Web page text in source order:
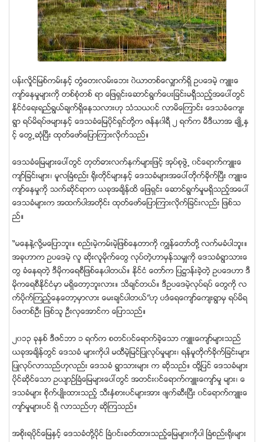
ပန္းလႈိင္ျမစ္ကမ္းႏွင့္ တြံေတးလမ္းေဘး ၀ဲယာတစ္ေလွ်ာက္ရွိ ဥပေဒမဲ့ က်ဴးေ
က်ာ္ေနမႈမ်ားကို တစ္စံုတစ္ ရာ ေျဖရွင္းေဆာင္ရြက္ေပးျခင္းမရွိိသည့္အေပၚတြင္
ႏုိင္ငံေရးရည္ရြယ္ခ်က္ရွိေနသလားဟု သံသယ၀င္ လာမိေၾကာင္း ေဒသခံေက်း
ရြာ ရပ္မိရပ္ဖမ်ားႏွင့္ ေဒသခံေျမပိုင္ရွင္တို႔က ဇန္န၀ါရီ ၂ ရက္က မီဒီယာအ ခ်ဳိ႕ႏွ
င့္ ေတြ႕ဆံုၿပီး ထုတ္ေဖာ္ေျပာၾကားလိုက္သည္။
ေဒသခံေျမမ်ားေပၚတြင္ တုတ္ဓားလက္နက္မ်ားျဖင့္ အုပ္စုဖြဲ႕ ၀င္ေရာက္က်ဴးေ
က်ာ္ျခင္းမ်ား၊ မူလၿခံစည္း ႐ိုးတိုင္မ်ားႏွင့္ ေဒသခံမ်ားအေပၚတုိက္ခုိက္ၿပီး က်ဴးေ
က်ာ္ေနမႈကို သက္ဆုိင္ရာက ယခုအခ်ိန္ထိ ေျဖရွင္း ေဆာင္ရြက္မႈမရွိသည့္အေပၚ
ေဒသခံမ်ားက အထက္ပါအတုိင္း ထုတ္ေဖာ္ေျပာၾကားလုိက္ျခင္းလည္း ျဖစ္သ
ည္။
“မေနနဲ႔လို႔မေျပာဘူး။ စည္းမဲ့ကမ္းမဲ့ျဖစ္ေနတာကို ကၽြန္ေတာ္တို႔ လက္မခံပါဘူး။
အခုဟာက ဥပေဒမဲ့ လူ ဆိုးလူမိုက္ေတြ လုပ္တဲ့ဟာမွန္သမွ်ကို ေဒသခံရြာသားေ
တြ ခံေနရတဲ့ ဒီမိုကေရစီျဖစ္ေနပါတယ္။ ႏိုင္ငံ ေတာ္က ျပ႒ာန္းခဲ့တဲ့ ဥပေဒဟာ ဒီ
မိုကေရစီႏိုင္ငံမွာ မရွိေတာ့ဘူးလား။ သိခ်င္တယ္။ ဒီဥပေဒမဲ့လုပ္ရပ္ ေတြကို လ
က္ပိုက္ၾကည့္ေနေတာ့မွာလား ေမးခ်င္ပါတယ္”ဟု ပဒံေရေက်ာ္ေက်းရြာမွ ရပ္မိရ
ပ္ဖတစ္ဦး ျဖစ္သူ ဦးလွေအာင္က ေျပာသည္။
၂၀၁၃ ခုႏွစ္ ဒီဇင္ဘာ ၁ ရက္က စတင္၀င္ေရာက္ခဲ့ေသာ က်ဴးေက်ာ္မ်ားသည္
ယခုအခ်ိန္တြင္ ေဒသခံ မ်ားကိုပါ မထီမဲ့ျမင္ျပဳလုပ္မႈမ်ား၊ ရန္မူတိုက္ခိုက္ျခင္းမ်ား
ျပဳလုပ္လာသည္ဟုလည္း ေဒသခံ ရြာသားမ်ား က ဆိုသည္။ ထို႔ျပင္ ေဒသခံမ်ား
ပိုင္ဆိုင္ေသာ ဥယ်ာဥ္ၿခံေျမမ်ားေပၚတြင္ အတင္း၀င္ေရာက္က်ဴးေက်ာ္မႈ မ်ား၊ ေ
ဒသခံမ်ား စိုက္ပ်ဳိးထားသည့္ သီးႏွံစားပင္မ်ားအား ဖ်က္ဆီးၿပီး ၀င္ေရာက္က်ဴးေ
က်ာ္မႈမ်ားပင္ ရွိ လာသည္ဟု ဆိုၾကသည္။
အစိုးရပိုင္ေျမႏွင့္ ေဒသခံတို႔ပုိင္ ၿခံ၀င္းခတ္ထားသည့္ေျမမ်ားကိုပါ ၿခံစည္း႐ိုးမ်ား